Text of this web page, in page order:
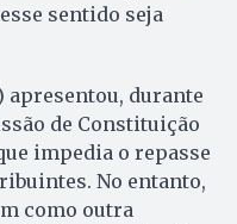
sentido seja
apresentou, durante
de Constituição
impedia o repasse
No entanto,
como outra